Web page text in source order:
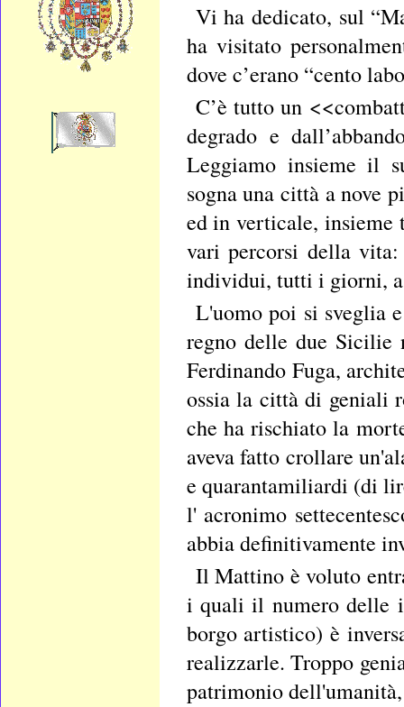
Vi ha dedicato, sul
ha visitato
dove c’erano “cento
C’è tutto un
degrado e
Leggiamo insieme il
sogna una città a nove
ed in verticale, insieme
vari percorsi della
individui, tutti i giorni, a
L'uomo poi si sveglia
regno delle due Sicilie
Ferdinando Fuga,
ossia la città di geniali
che ha rischiato la
aveva fatto crollare
e quarantamiliardi (di
l' acronimo
abbia definitivamente
Il Mattino è voluto
i quali il numero delle
borgo artistico) è
realizzarle. Troppo
patrimonio